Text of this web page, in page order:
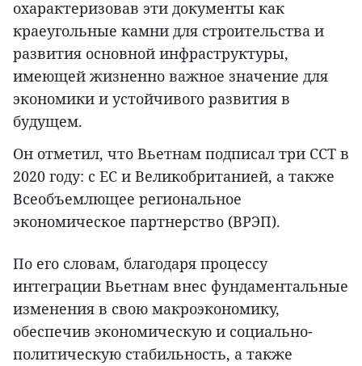
охарактеризовав эти документы как
краеугольные камни для строительства и
развития основной инфраструктуры,
имеющей жизненно важное значение для
экономики и устойчивого развития в
будущем.
Он отметил, что Вьетнам подписал три ССТ в
2020 году: с ЕС и Великобританией, а также
Всеобъемлющее региональное
экономическое партнерство (ВРЭП).
По его словам, благодаря процессу
интеграции Вьетнам внес фундаментальные
изменения в свою макроэкономику,
обеспечив экономическую и социально-
политическую стабильность, а также